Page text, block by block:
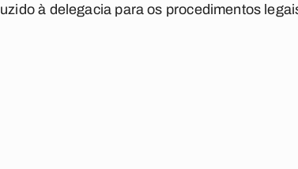
à delegacia para os procedimentos